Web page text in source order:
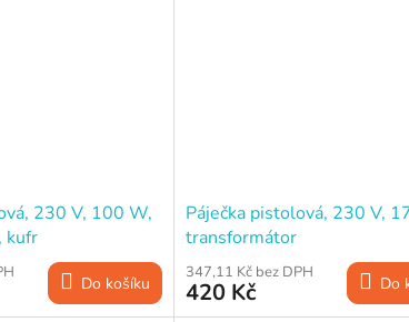
230 V, 100 W,
kufr
Do košíku
Páječka pistolová, 230 V,
transformátor
347,11 Kč bez DPH
420 Kč Do